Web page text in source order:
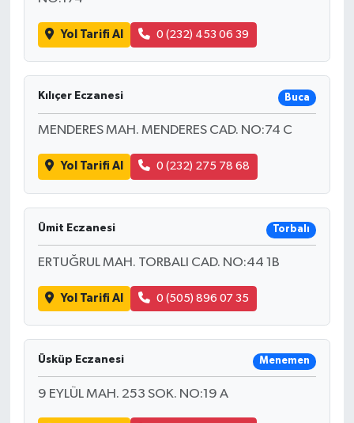
Yol Tarifi Al 0 (232) 453 06 39
Kılıçer Eczanesi Buca
MENDERES MAH. MENDERES CAD. NO:74 C
Yol Tarifi Al 0 (232) 275 78 68
Ümit Eczanesi Torbalı
ERTUĞRUL MAH. TORBALI CAD. NO:44 1B
Yol Tarifi Al 0 (505) 896 07 35
Üsküp Eczanesi Menemen
9 EYLÜL MAH. 253 SOK. NO:19 A